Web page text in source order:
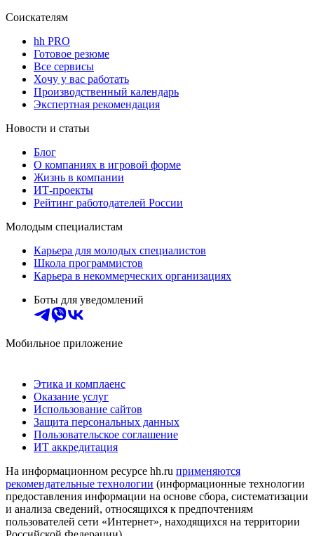
Соискателям
hh PRO
Готовое резюме
Все сервисы
Хочу у вас работать
Производственный календарь
Экспертная рекомендация
Новости и статьи
Блог
О компаниях в игровой форме
Жизнь в компании
ИТ-проекты
Рейтинг работодателей России
Молодым специалистам
Карьера для молодых специалистов
Школа программистов
Карьера в некоммерческих организациях
Боты для уведомлений
Мобильное приложение
Этика и комплаенс
Оказание услуг
Использование сайтов
Защита персональных данных
Пользовательское соглашение
ИТ аккредитация
На информационном ресурсе hh.ru применяются
рекомендательные технологии (информационные технологии
предоставления информации на основе сбора, систематизации
и анализа сведений, относящихся к предпочтениям
пользователей сети «Интернет», находящихся на территории